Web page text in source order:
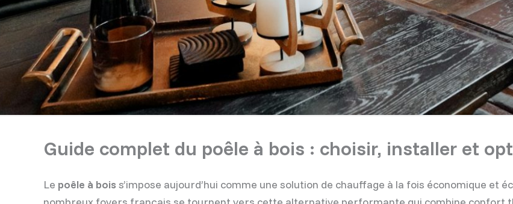
Guide complet du poêle à bois : choisir, installer et
Le poêle à bois s’impose aujourd’hui comme une solution de chauffage à la fois économique et